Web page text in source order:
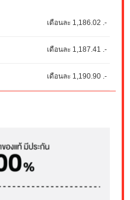
เดือนละ 1,186.02 .-
เดือนละ 1,187.41 .-
เดือนละ 1,190.90 .-